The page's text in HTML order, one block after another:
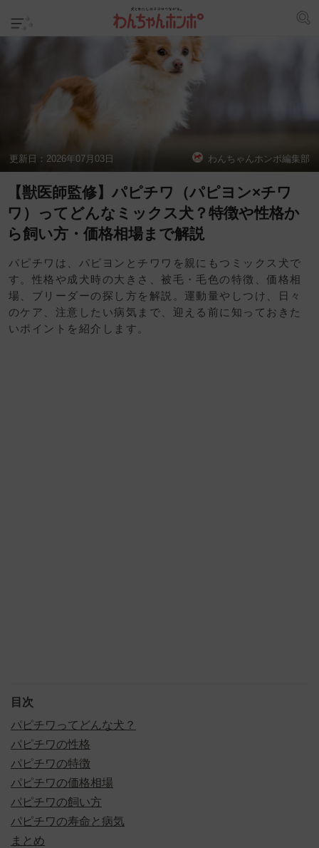
更新日： 2026年07月03日 わんちゃんホンポ編集部
【獣医師監修】パピチワ（パピヨン×チワ
ワ）ってどんなミックス犬？特徴や性格か
ら飼い方・価格相場まで解説
パピチワは、パピヨンとチワワを親にもつミックス犬で
す。性格や成犬時の大きさ、被毛・毛色の特徴、価格相
場、ブリーダーの探し方を解説。運動量やしつけ、日々
のケア、注意したい病気まで、迎える前に知っておきた
いポイントを紹介します。
目次
パピチワってどんな犬？
パピチワの性格
パピチワの特徴
パピチワの価格相場
パピチワの飼い方
パピチワの寿命と病気
まとめ